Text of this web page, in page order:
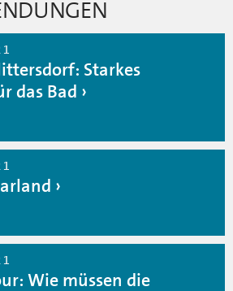
1
Starkes
das Bad
1
1
Wie müssen die